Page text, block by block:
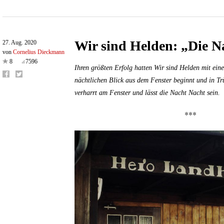
27. Aug. 2020
von Cornelius Dieckmann
8
7596
Wir sind Helden: „Die
Ihren größten Erfolg hatten Wir sind Helden mit
nächtlichen Blick aus dem Fenster beginnt und in
verharrt am Fenster und lässt die Nacht Nacht sein.
***